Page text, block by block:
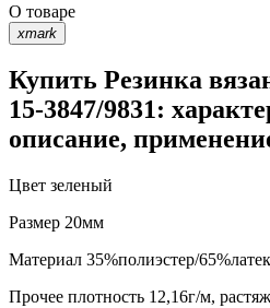
О товаре
xmark
Купить Резинка
15-3847/9831:
описание,
Цвет зеленый
Размер 20мм
Материал 35%полиэстер/
Прочее плотность 12,16г/м,